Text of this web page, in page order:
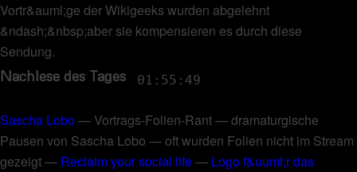
Vortr&auml;ge der Wikigeeks wurden abgelehnt
&ndash;&nbsp;aber sie kompensieren es durch diese
Sendung.
Nachlese des Tages 01:55:49
Sascha Lobo—Vortrags-Folien-Rant—dramaturgische
Pausen von Sascha Lobo —oft wurden Folien nicht im Stream
gezeigt— Reclaim your social life— Logo f&uuml;r das